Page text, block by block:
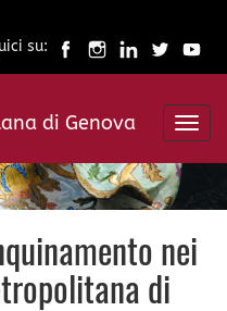
su:
di Genova
nei
di